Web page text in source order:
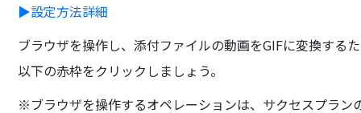
▶設定方法詳細
ブラウザを操作し、添付ファイルの動画をGIFに変換する
以下の赤枠をクリックしましょう。
※ブラウザを操作するオペレーションは、サクセスプラン